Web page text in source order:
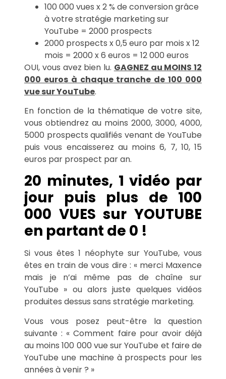
100 000 vues x 2 % de conversion grâce
à votre stratégie marketing sur
YouTube = 2000 prospects
2000 prospects x 0,5 euro par mois x 12
mois = 2000 x 6 euros = 12 000 euros
OUI, vous avez bien lu. GAGNEZ au MOINS 12
000 euros à chaque tranche de 100 000
vue sur YouTube.
En fonction de la thématique de votre site,
vous obtiendrez au moins 2000, 3000, 4000,
5000 prospects qualifiés venant de YouTube
puis vous encaisserez au moins 6, 7, 10, 15
euros par prospect par an.
20 minutes, 1 vidéo par
jour puis plus de 100
000 VUES sur YOUTUBE
en partant de 0 !
Si vous êtes 1 néophyte sur YouTube, vous
êtes en train de vous dire : « merci Maxence
mais je n’ai même pas de chaîne sur
YouTube » ou alors juste quelques vidéos
produites dessus sans stratégie marketing.
Vous vous posez peut-être la question
suivante : « Comment faire pour avoir déjà
au moins 100 000 vue sur YouTube et faire de
YouTube une machine à prospects pour les
années à venir ? »